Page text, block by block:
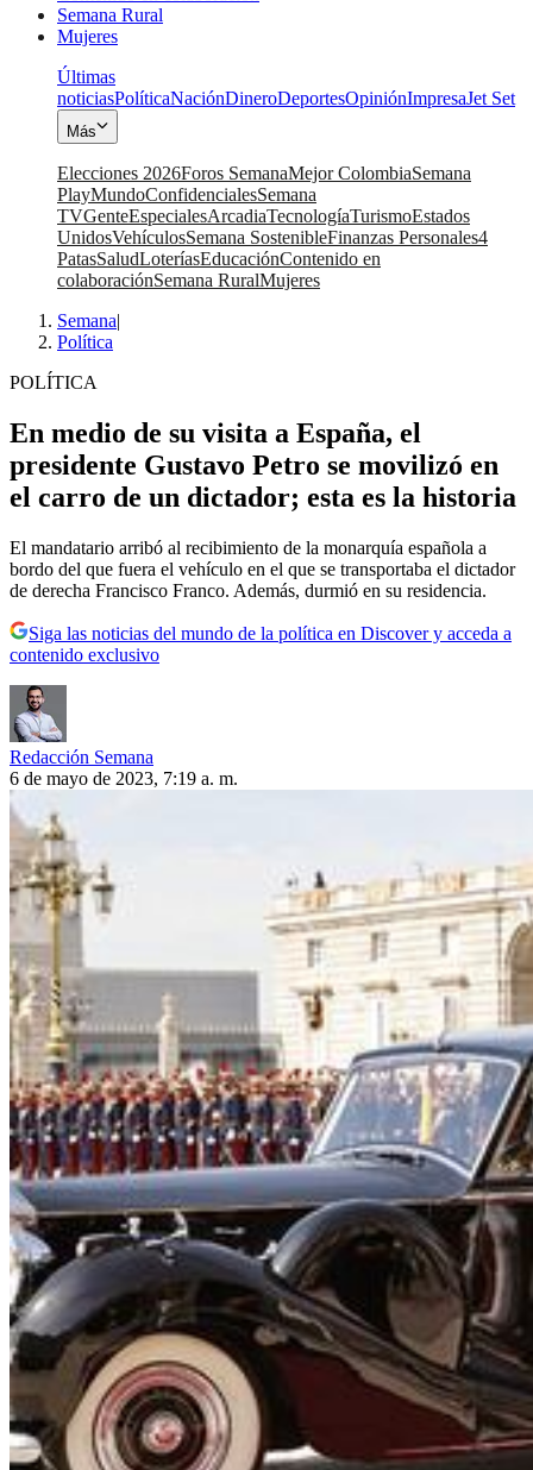
Semana Rural
Mujeres
Últimas
noticiasPolíticaNaciónDineroDeportesOpiniónImpresaJet Set
Más
Elecciones 2026Foros SemanaMejor ColombiaSemana
PlayMundoConfidencialesSemana
TVGenteEspecialesArcadiaTecnologíaTurismoEstados
UnidosVehículosSemana SostenibleFinanzas Personales4
PatasSaludLoteríasEducaciónContenido en
colaboraciónSemana RuralMujeres
Semana|
Política
POLÍTICA
En medio de su visita a España, el
presidente Gustavo Petro se movilizó en
el carro de un dictador; esta es la historia
El mandatario arribó al recibimiento de la monarquía española a
bordo del que fuera el vehículo en el que se transportaba el dictador
de derecha Francisco Franco. Además, durmió en su residencia.
Siga las noticias del mundo de la política en Discover y acceda a
contenido exclusivo
Redacción Semana
6 de mayo de 2023, 7:19 a. m.